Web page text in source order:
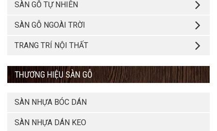
SÀN GỖ TỰ NHIÊN
SÀN GỖ NGOÀI TRỜI
TRANG TRÍ NỘI THẤT
THƯƠNG HIỆU SÀN GỖ
SÀN NHỰA BÓC DÁN
SÀN NHỰA DÁN KEO